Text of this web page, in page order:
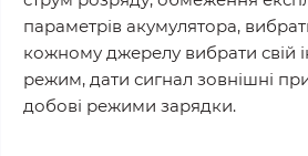
параметрів акумулятора,
кожному джерелу вибрати свій
режим, дати сигнал зовнішні
добові режими зарядки.